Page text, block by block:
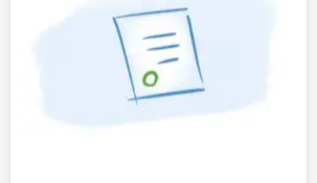
کلاس لیزر چیست و مفهوم هر کلاس